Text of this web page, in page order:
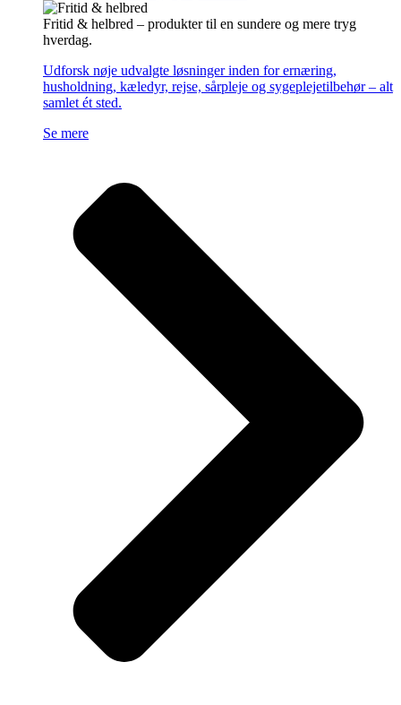
Fritid & helbred – produkter til en sundere og mere tryg
hverdag.
Udforsk nøje udvalgte løsninger inden for ernæring,
husholdning, kæledyr, rejse, sårpleje og sygeplejetilbehør – alt
samlet ét sted.
Se mere